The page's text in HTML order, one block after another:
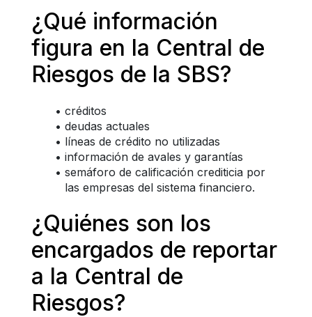
¿Qué información
figura en la Central de
Riesgos de la SBS?
créditos
deudas actuales
líneas de crédito no utilizadas
información de avales y garantías
semáforo de calificación crediticia por
las empresas del sistema financiero.
¿Quiénes son los
encargados de reportar
a la Central de
Riesgos?